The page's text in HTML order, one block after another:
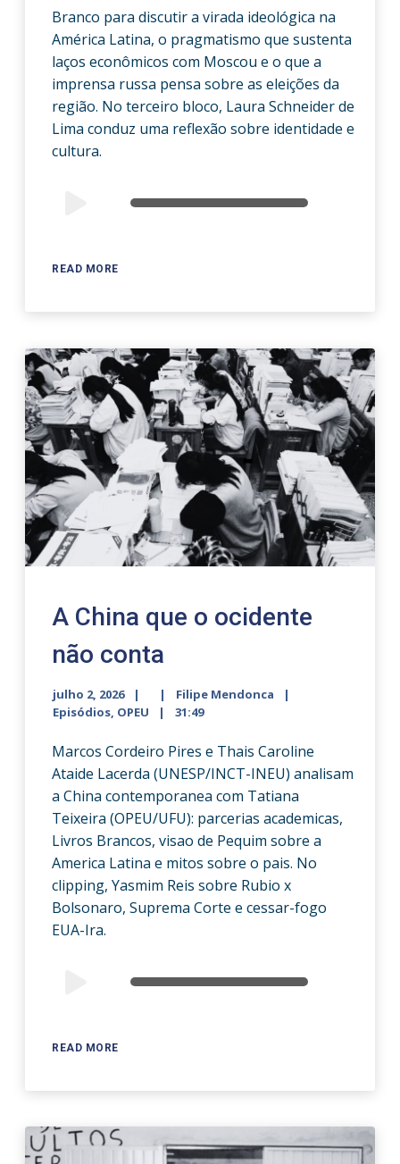
Branco para discutir a virada ideológica na
América Latina, o pragmatismo que sustenta
laços econômicos com Moscou e o que a
imprensa russa pensa sobre as eleições da
região. No terceiro bloco, Laura Schneider de
Lima conduz uma reflexão sobre identidade e
cultura.
READ MORE
A China que o ocidente
não conta
julho 2, 2026
Filipe Mendonca
Episódios, OPEU 31:49
Marcos Cordeiro Pires e Thais Caroline
Ataide Lacerda (UNESP/INCT-INEU) analisam
a China contemporanea com Tatiana
Teixeira (OPEU/UFU): parcerias academicas,
Livros Brancos, visao de Pequim sobre a
America Latina e mitos sobre o pais. No
clipping, Yasmim Reis sobre Rubio x
Bolsonaro, Suprema Corte e cessar-fogo
EUA-Ira.
READ MORE